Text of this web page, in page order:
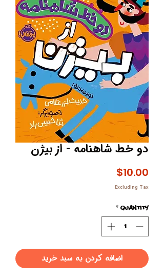
دو خط شاهنامه - از بیژن
$10.00
Excluding Tax
Quantity
*
اضافه کردن به سبد خرید